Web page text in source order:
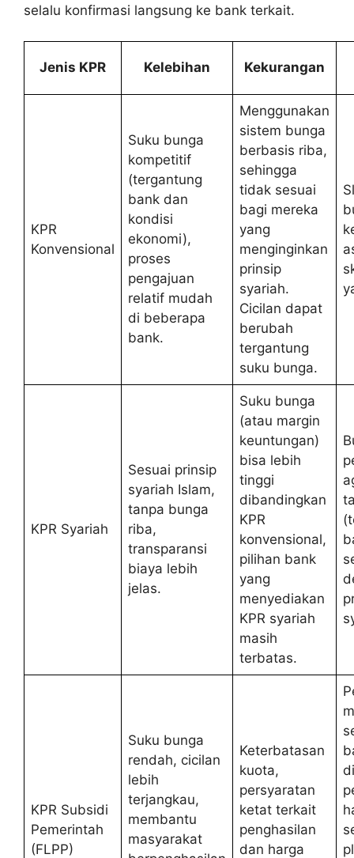
selalu konfirmasi langsung ke bank terkait.
Jenis KPR Kelebihan Kekurangan
KPR
Konvensional
Suku bunga
kompetitif
(tergantung
bank dan
kondisi
ekonomi),
proses
pengajuan
relatif mudah
di beberapa
bank.
Menggunakan
sistem bunga
berbasis riba,
sehingga
tidak sesuai
bagi mereka
yang
menginginkan
prinsip
syariah.
Cicilan dapat
berubah
tergantung
suku bunga.
KPR Syariah
Sesuai prinsip
syariah Islam,
tanpa bunga
riba,
transparansi
biaya lebih
jelas.
Suku bunga
(atau margin
keuntungan)
bisa lebih
tinggi
dibandingkan
KPR
konvensional,
pilihan bank
yang
menyediakan
KPR syariah
masih
terbatas.
KPR Subsidi
Pemerintah
(FLPP)
Suku bunga
rendah, cicilan
lebih
terjangkau,
membantu
masyarakat
Keterbatasan
kuota,
persyaratan
ketat terkait
penghasilan
dan harga